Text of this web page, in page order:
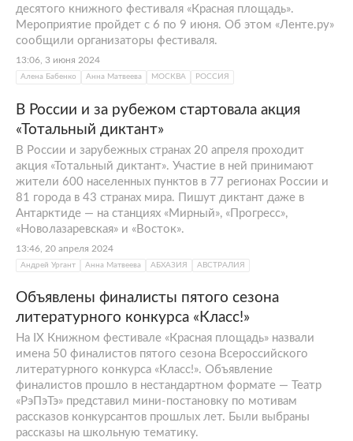
десятого книжного фестиваля «Красная площадь».
Мероприятие пройдет с 6 по 9 июня. Об этом «Ленте.ру»
сообщили организаторы фестиваля.
13:06, 3 июня 2024
Алена Бабенко Анна Матвеева МОСКВА РОССИЯ
В России и за рубежом стартовала акция
«Тотальный диктант»
В России и зарубежных странах 20 апреля проходит
акция «Тотальный диктант». Участие в ней принимают
жители 600 населенных пунктов в 77 регионах России и
81 города в 43 странах мира. Пишут диктант даже в
Антарктиде — на станциях «Мирный», «Прогресс»,
«Новолазаревская» и «Восток».
13:46, 20 апреля 2024
Андрей Ургант Анна Матвеева АБХАЗИЯ АВСТРАЛИЯ
Объявлены финалисты пятого сезона
литературного конкурса «Класс!»
На IX Книжном фестивале «Красная площадь» назвали
имена 50 финалистов пятого сезона Всероссийского
литературного конкурса «Класс!». Объявление
финалистов прошло в нестандартном формате — Театр
«РэПэТэ» представил мини-постановку по мотивам
рассказов конкурсантов прошлых лет. Были выбраны
рассказы на школьную тематику.